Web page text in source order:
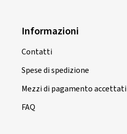
Informazioni
Contatti
Spese di spedizione
Mezzi di pagamento accettati
FAQ